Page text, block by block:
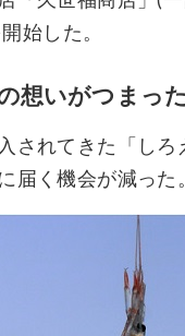
始した。
想いがつまっ
されてきた「し
届く機会が減った